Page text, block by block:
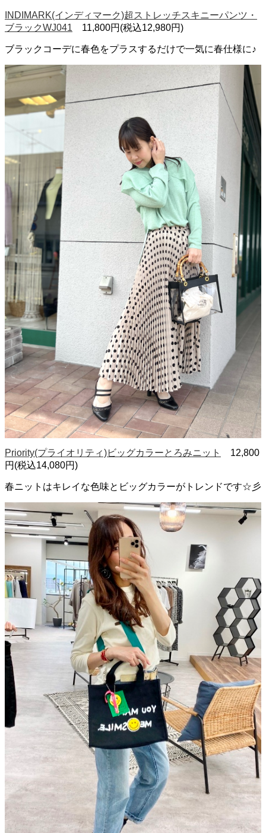
INDIMARK(インディマーク)超ストレッチスキニーパンツ・
ブラックWJ041 11,800円(税込12,980円)
ブラックコーデに春色をプラスするだけで一気に春仕様に♪
Priority(プライオリティ)ビッグカラーとろみニット
12,800
円(税込14,080円)
春ニットはキレイな色味とビッグカラーがトレンドです☆彡